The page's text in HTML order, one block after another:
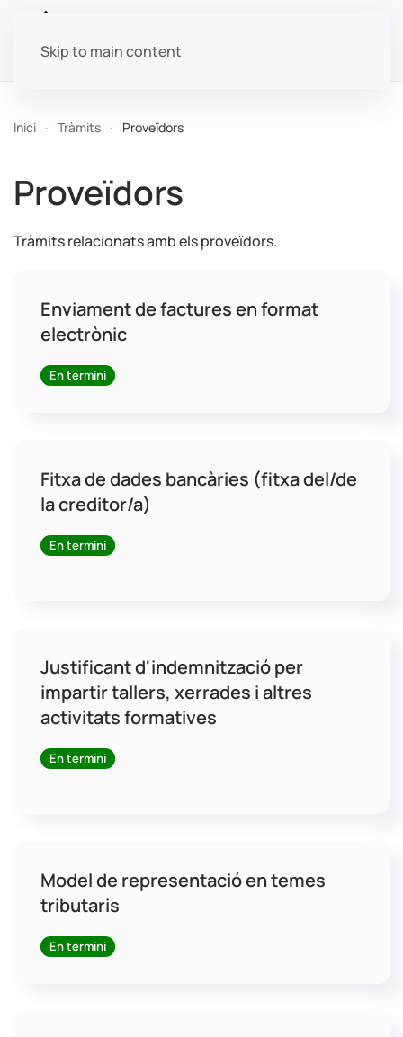
Skip to main content
Inici Tràmits Proveïdors
Proveïdors
Tràmits relacionats amb els proveïdors.
Enviament de factures en format
electrònic
En termini
Fitxa de dades bancàries (fitxa del/de
la creditor/a)
En termini
Justificant d'indemnització per
impartir tallers, xerrades i altres
activitats formatives
En termini
Model de representació en temes
tributaris
En termini